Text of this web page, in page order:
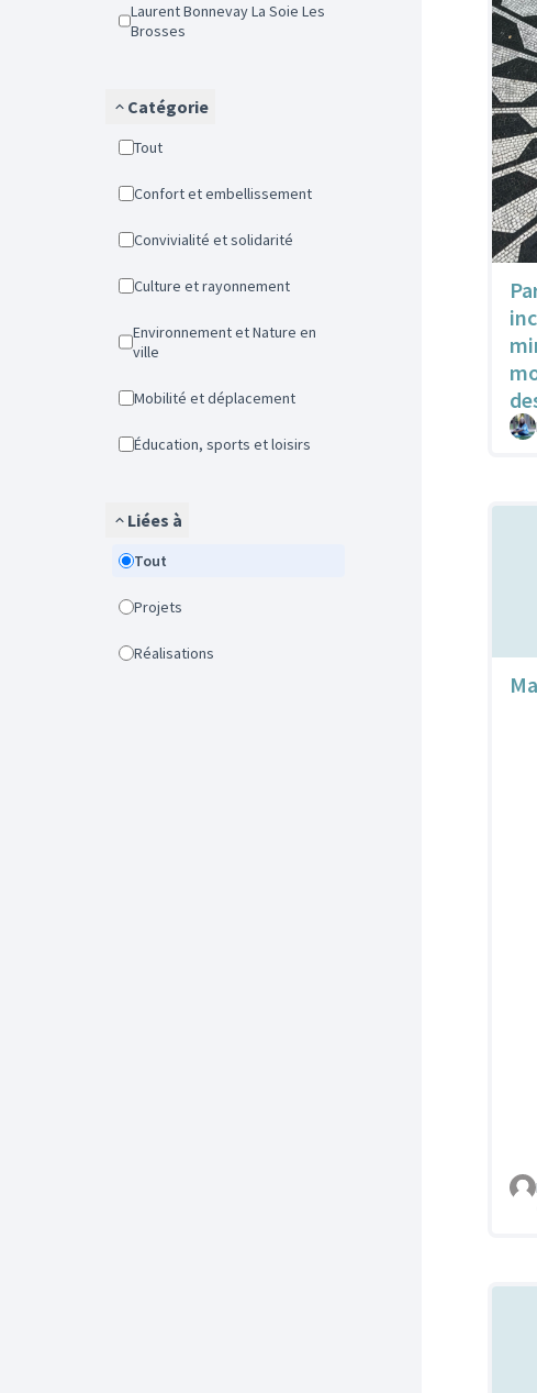
Laurent Bonnevay La Soie Les
Brosses
Catégorie
Tout
Confort et embellissement
Convivialité et solidarité
Culture et rayonnement
Environnement et Nature en
ville
Mobilité et déplacement
Éducation, sports et loisirs
Liées à
Tout
Projets
Réalisations